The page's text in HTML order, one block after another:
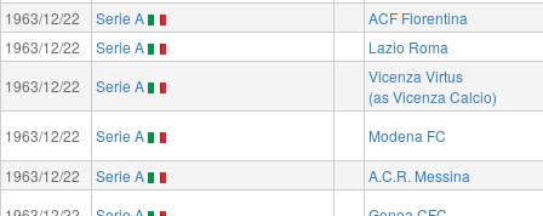
1963/12/22
Serie A
ACF Fiorentina
1963/12/22
Serie A
Lazio Roma
1963/12/22
Serie A
Vicenza Virtus
(as Vicenza Calcio)
1963/12/22
Serie A
Modena FC
1963/12/22
Serie A
A.C.R. Messina